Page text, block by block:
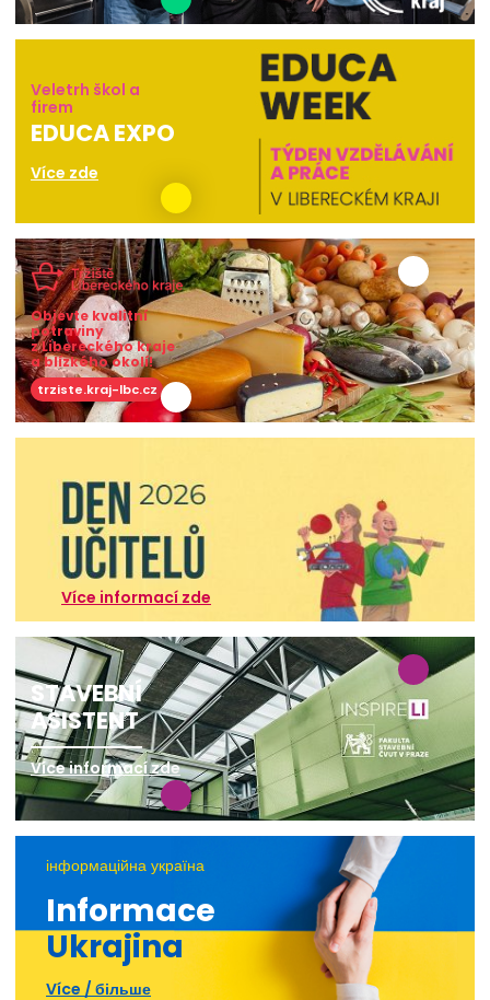
Veletrh škol a
firem
EDUCA EXPO
Více zde
Objevte kvalitní
potraviny
z Libereckého kraje
a blízkého okolí!
trziste.kraj-lbc.cz
Více informací zde
STAVEBNÍ
ASISTENT
Více informací zde
інформаційна україна
Informace
Ukrajina
Více / більше